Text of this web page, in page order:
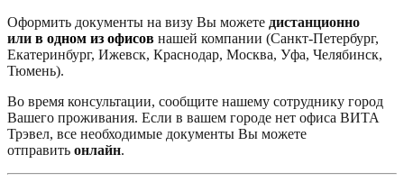
Оформить документы на визу Вы можете дистанционно
или в одном из офисов нашей компании (Санкт-Петербург,
Екатеринбург, Ижевск, Краснодар, Москва, Уфа, Челябинск,
Тюмень).
Во время консультации, сообщите нашему сотруднику город
Вашего проживания. Если в вашем городе нет офиса ВИТА
Трэвел, все необходимые документы Вы можете
отправить онлайн.